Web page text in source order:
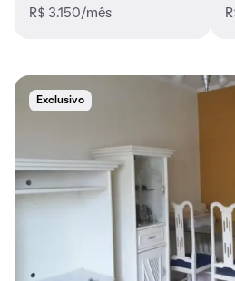
R$ 3.150/mês
Exclusivo